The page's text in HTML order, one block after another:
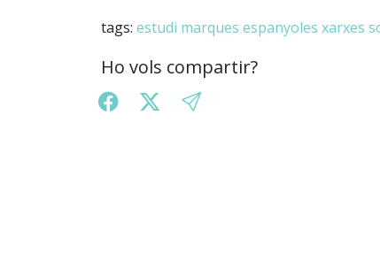
tags: estudi marques espanyoles xarxes
Ho vols compartir?